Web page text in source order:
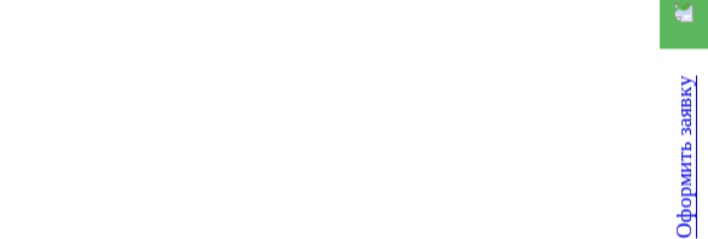
Оформить заявку